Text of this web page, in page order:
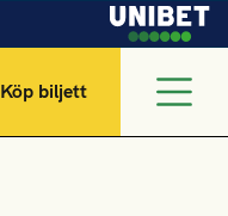
Köp biljett